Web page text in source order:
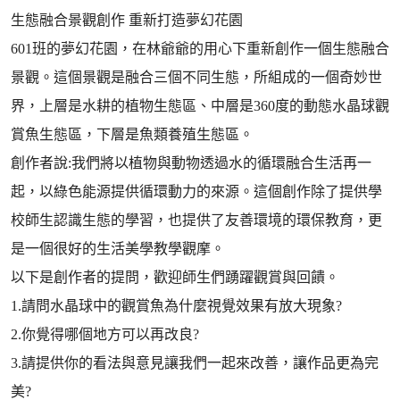
生態融合景觀創作 重新打造夢幻花園
601班的夢幻花園，在林爺爺的用心下重新創作一個生態融合
景觀。這個景觀是融合三個不同生態，所組成的一個奇妙世
界，上層是水耕的植物生態區、中層是360度的動態水晶球觀
賞魚生態區，下層是魚類養殖生態區。
創作者說:我們將以植物與動物透過水的循環融合生活再一
起，以綠色能源提供循環動力的來源。這個創作除了提供學
校師生認識生態的學習，也提供了友善環境的環保教育，更
是一個很好的生活美學教學觀摩。
以下是創作者的提問，歡迎師生們踴躍觀賞與回饋。
1.請問水晶球中的觀賞魚為什麼視覺效果有放大現象?
2.你覺得哪個地方可以再改良?
3.請提供你的看法與意見讓我們一起來改善，讓作品更為完
美?